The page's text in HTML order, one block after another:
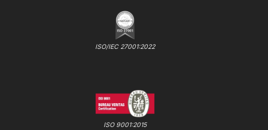
ISO/IEC 27001:2022
ISO 9001:2015